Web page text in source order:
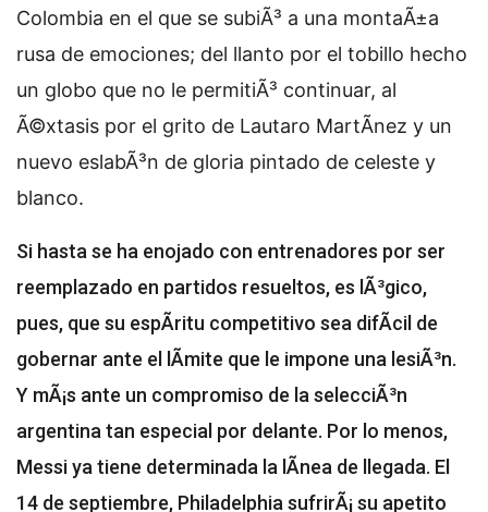
Colombia en el que se subiÃ³ a una montaÃ±a
rusa de emociones; del llanto por el tobillo hecho
un globo que no le permitiÃ³ continuar, al
Ã©xtasis por el grito de Lautaro MartÃ­nez y un
nuevo eslabÃ³n de gloria pintado de celeste y
blanco.
Si hasta se ha enojado con entrenadores por ser
reemplazado en partidos resueltos, es lÃ³gico,
pues, que su espÃ­ritu competitivo sea difÃ­cil de
gobernar ante el lÃ­mite que le impone una lesiÃ³n.
Y mÃ¡s ante un compromiso de la selecciÃ³n
argentina tan especial por delante. Por lo menos,
Messi ya tiene determinada la lÃ­nea de llegada. El
14 de septiembre, Philadelphia sufrirÃ¡ su apetito